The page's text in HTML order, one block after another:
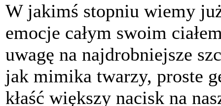
W jakimś stopniu wiemy
emocje całym swoim
uwagę na najdrobniejsze
jak mimika twarzy, proste
kłaść większy nacisk na